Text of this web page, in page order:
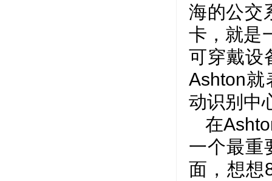
海的公交
卡，就是
可穿戴设
Ashton
动识别中
在
一个最重
面，想想